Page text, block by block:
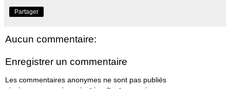
Partager
Aucun commentaire:
Enregistrer un commentaire
Les commentaires anonymes ne sont pas publiés